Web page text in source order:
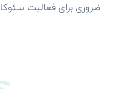
ضروری برای فعالیت